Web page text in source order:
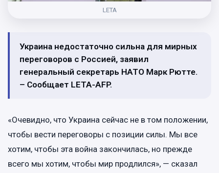
LETA
Украина недостаточно сильна для мирных
переговоров с Россией, заявил
генеральный секретарь НАТО Марк Рютте.
– Сообщает LETA-AFP.
«Очевидно, что Украина сейчас не в том положении,
чтобы вести переговоры с позиции силы. Мы все
хотим, чтобы эта война закончилась, но прежде
всего мы хотим, чтобы мир продлился», — сказал